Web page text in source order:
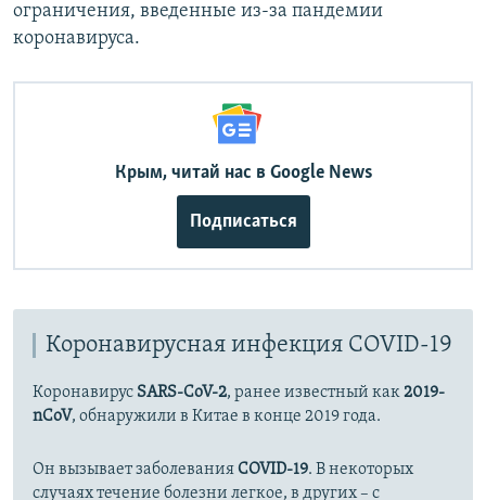
ограничения, введенные из-за пандемии
коронавируса.
Крым, читай нас в Google News
Подписаться
Коронавирусная инфекция COVID-19
Коронавирус SARS-CoV-2, ранее известный как2019-
nCoV, обнаружили в Китае в конце 2019 года.
Он вызывает заболеванияCOVID-19. В некоторых
случаях течение болезни легкое, в других – с